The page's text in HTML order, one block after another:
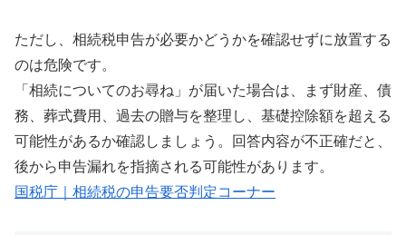
ただし、相続税申告が必要かどうかを確認せずに放置する
のは危険です。
「相続についてのお尋ね」が届いた場合は、まず財産、債
務、葬式費用、過去の贈与を整理し、基礎控除額を超える
可能性があるか確認しましょう。回答内容が不正確だと、
後から申告漏れを指摘される可能性があります。
国税庁｜相続税の申告要否判定コーナー